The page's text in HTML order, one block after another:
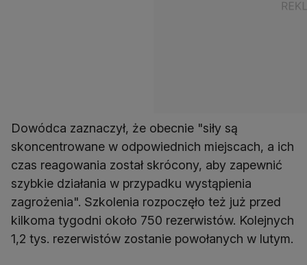
Dowódca zaznaczył, że obecnie "siły są
skoncentrowane w odpowiednich miejscach, a ich
czas reagowania został skrócony, aby zapewnić
szybkie działania w przypadku wystąpienia
zagrożenia". Szkolenia rozpoczęło też już przed
kilkoma tygodni około 750 rezerwistów. Kolejnych
1,2 tys. rezerwistów zostanie powołanych w lutym.